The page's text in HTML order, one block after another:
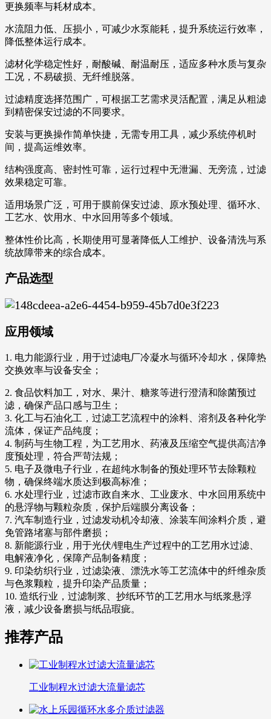
更换频率与耗材成本。
水流阻力低、压损小，可减少水泵能耗，提升系统运行效率，
降低整体运行成本。
滤材化学稳定性好，耐酸碱、耐温耐压，适应多种水质与复杂
工况，不易破损、无纤维脱落。
过滤精度选择范围广，可根据工艺需求灵活配置，满足从粗滤
到精密保安过滤的不同要求。
安装与更换操作简单快捷，无需专用工具，减少系统停机时
间，提高运维效率。
结构强度高、密封性可靠，运行过程中无泄漏、无旁流，过滤
效果稳定可靠。
适用场景广泛，可用于膜前保安过滤、原水预处理、循环水、
工艺水、饮用水、中水回用等多个领域。
整体性价比高，长期使用可显著降低人工维护、设备清洗与系
统故障带来的综合成本。
产品选型
应用领域
1. 电力能源行业，用于过滤电厂冷凝水与循环冷却水，保障热
交换效率与设备安全；
2. 食品饮料加工，对水、果汁、糖浆等进行澄清和除菌预过
滤，确保产品口感与卫生；
3. 化工与石油化工，过滤工艺流程中的涂料、溶剂及各种化学
流体，保证产品纯度；
4. 制药与生物工程，为工艺用水、药液及压缩空气提供高洁净
度预处理，符合严苛法规；
5. 电子及微电子行业，在超纯水制备的预处理环节去除颗粒
物，确保终端水质达到极高标准；
6. 水处理行业，过滤市政自来水、工业废水、中水回用系统中
的悬浮物与颗粒杂质，保护后端膜分离设备；
7. 汽车制造行业，过滤发动机冷却液、涂装车间涂料介质，避
免管路堵塞与部件磨损；
8. 新能源行业，用于光伏/锂电生产过程中的工艺用水过滤、
电解液净化，保障产品制备精度；
9. 印染纺织行业，过滤染液、漂洗水等工艺流体中的纤维杂质
与色浆颗粒，提升印染产品质量；
10. 造纸行业，过滤制浆、抄纸环节的工艺用水与纸浆悬浮
液，减少设备磨损与纸品瑕疵。
推荐产品
工业制程水过滤大流量滤芯